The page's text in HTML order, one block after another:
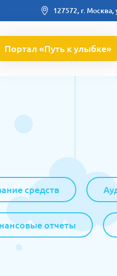
127572, г.
Портал «Путь к улыбке»
средств
отчеты